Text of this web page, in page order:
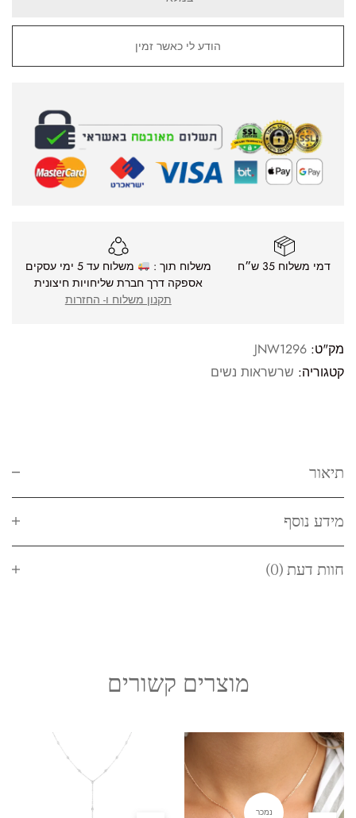
הודע לי כאשר זמין
דמי משלוח 35 ש״ח משלוח תוך :
משלוח עד 5 ימי עסקים
אספקה דרך חברת שליחויות חיצונית
תקנון משלוח ו- החזרות
מק"ט: JNW1296
קטגוריה: שרשראות נשים
תיאור
מידע נוסף
חוות דעת (0)
מוצרים קשורים
נמכר